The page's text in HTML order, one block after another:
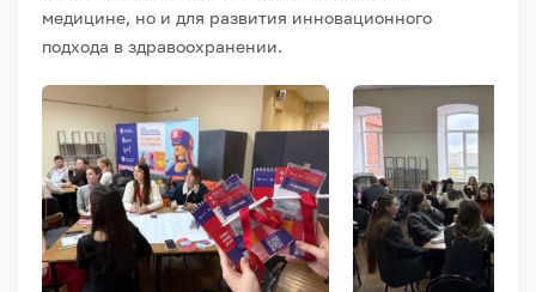
медицине, но и для развития инновационного
подхода в здравоохранении.